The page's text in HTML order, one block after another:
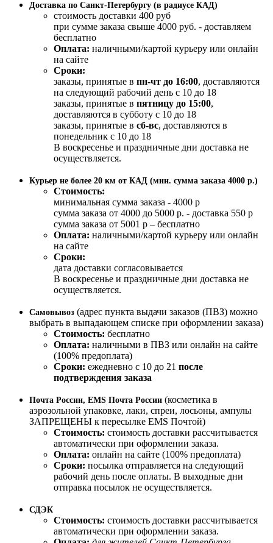
Доставка по Санкт-Петербургу (в радиусе КАД)
стоимость доставки 400 руб
при сумме заказа свыше 4000 руб. - доставляем
бесплатно
Оплата: наличными/картой курьеру или онлайн
на сайте
Сроки:
заказы, принятые в пн-чт до 16:00, доставляются
на следующий рабочий день с 10 до 18
заказы, принятые в пятницу до 15:00,
доставляются в субботу с 10 до 18
заказы, принятые в сб-вс, доставляются в
понедельник с 10 до 18
В воскресенье и праздничные дни доставка не
осуществляется.
Курьер не более 20 км от КАД (мин. сумма заказа 4000 р.)
Стоимость:
минимальная сумма заказа - 4000 р
сумма заказа от 4000 до 5000 р. - доставка 550 р
сумма заказа от 5001 р – бесплатно
Оплата: наличными/картой курьеру или онлайн
на сайте
Сроки:
дата доставки согласовывается
В воскресенье и праздничные дни доставка не
осуществляется.
Самовывоз (адрес пункта выдачи заказов (ПВЗ) можно
выбрать в выпадающем списке при оформлении заказа)
Стоимость: бесплатно
Оплата: наличными в ПВЗ или онлайн на сайте
(100% предоплата)
Сроки: ежедневно с 10 до 21 после
подтверждения заказа
Почта России, EMS Почта России (косметика в
аэрозольной упаковке, лаки, спреи, лосьоны, ампулы
ЗАПРЕЩЕНЫ к пересылке EMS Почтой)
Стоимость: стоимость доставки рассчитывается
автоматически при оформлении заказа.
Оплата: онлайн на сайте (100% предоплата)
Сроки: посылка отправляется на следующий
рабочий день после оплаты. В выходные дни
отправка посылок не осуществляется.
СДЭК
Стоимость: стоимость доставки рассчитывается
автоматически при оформлении заказа.